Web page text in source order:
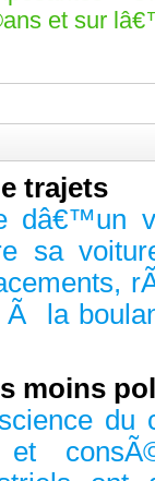
et sur
trajets
dâ€™un
sa
Ã la
moins
du
et